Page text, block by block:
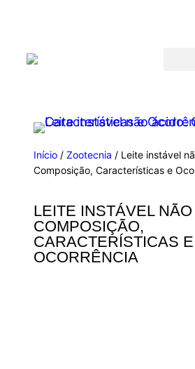
Início /Zootecnia / Leite instável
Composição, Características e
LEITE INSTÁVEL
COMPOSIÇÃO,
CARACTERÍSTICAS E
OCORRÊNCIA